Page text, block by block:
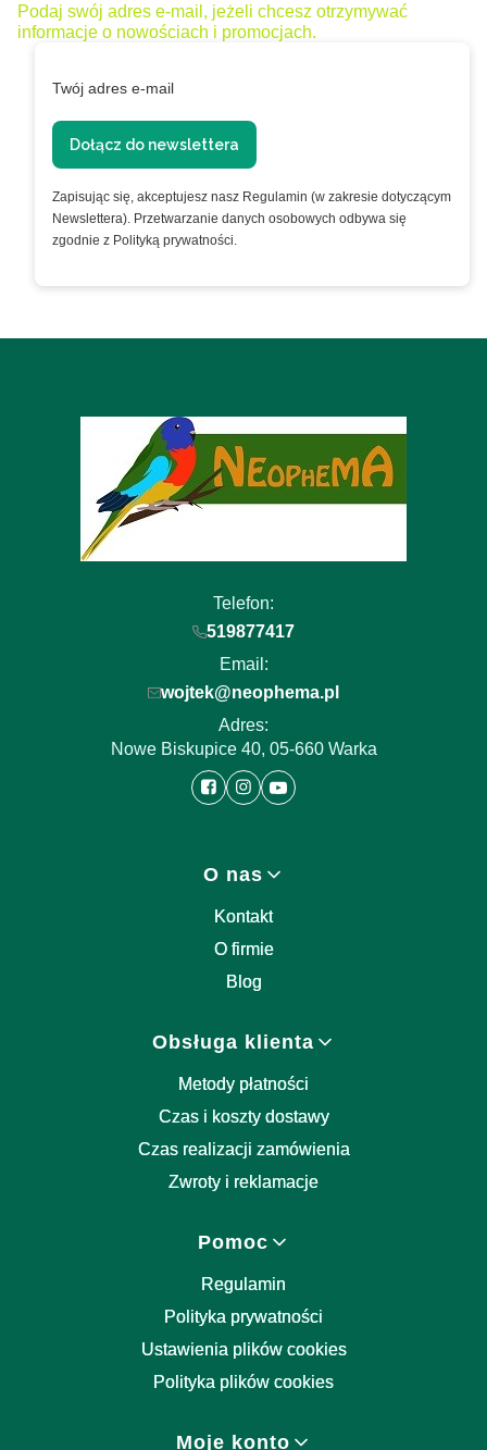
Podaj swój adres e-mail, jeżeli chcesz otrzymywać
informacje o nowościach i promocjach.
Twój adres e-mail
Dołącz do newslettera
Zapisując się, akceptujesz nasz Regulamin (w zakresie dotyczącym
Newslettera). Przetwarzanie danych osobowych odbywa się
zgodnie z Polityką prywatności.
Telefon:
519877417
Email:
wojtek@neophema.pl
Adres:
Nowe Biskupice 40, 05-660 Warka
O nas
Kontakt
O firmie
Blog
Obsługa klienta
Metody płatności
Czas i koszty dostawy
Czas realizacji zamówienia
Zwroty i reklamacje
Pomoc
Regulamin
Polityka prywatności
Ustawienia plików cookies
Polityka plików cookies
Moje konto